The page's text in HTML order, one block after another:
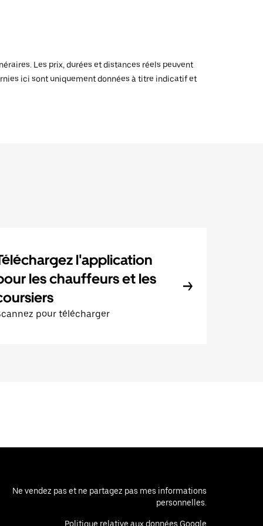
Les prix, durées et distances réels peuvent
ici sont uniquement données à titre indicatif et
l'application
les chauffeurs et les
pour télécharger
Ne vendez pas et ne partagez pas mes informations
personnelles.
Politique relative aux données Google